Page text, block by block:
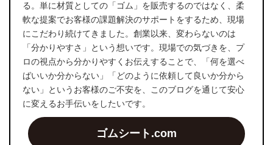
る。単に材質としての「ゴム」を販売するのではなく、柔
軟な提案でお客様の課題解決のサポートをするため、現場
にこだわり続けてきました。創業以来、変わらないのは
「分かりやすさ」という想いです。現場での気づきを、プ
ロの視点から分かりやすくお伝えすることで、「何を選べ
ばいいか分からない」「どのように依頼して良いか分から
ない」というお客様のご不安を、このブログを通じて安心
に変えるお手伝いをしたいです。
ゴムシート.com